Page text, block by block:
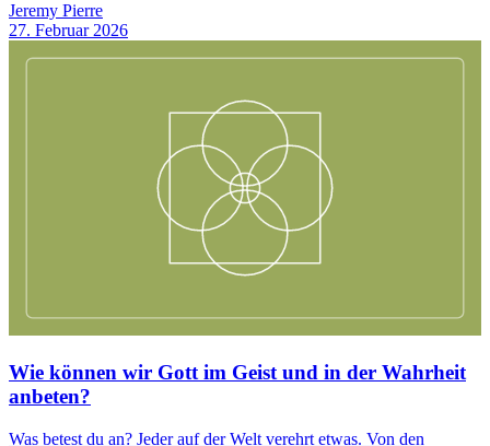
Jeremy Pierre
27. Februar 2026
Wie können wir Gott im Geist und in der Wahrheit
anbeten?
Was betest du an? Jeder auf der Welt verehrt etwas. Von den